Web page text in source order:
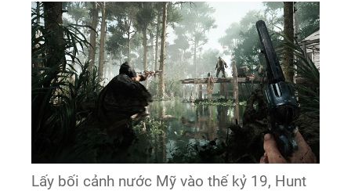
Lấy bối cảnh nước Mỹ vào thế kỷ 19, Hunt